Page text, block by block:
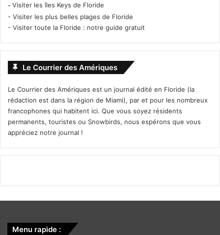
- Visiter les îles Keys de Floride
- Visiter les plus belles plages de Floride
- Visiter toute la Floride : notre guide gratuit
Le Courrier des Amériques
Le Courrier des Amériques est un journal édité en Floride (la
rédaction est dans la région de Miami), par et pour les nombreux
francophones qui habitent ici. Que vous soyez résidents
permanents, touristes ou Snowbirds, nous espérons que vous
appréciez notre journal !
Menu rapide :